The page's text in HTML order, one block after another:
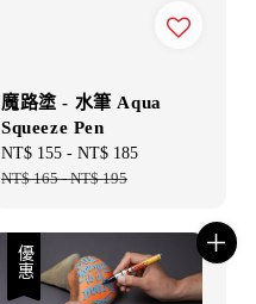
魔路塗 - 水筆 Aqua
Squeeze Pen
Sale
price
NT$ 155 - NT$ 185
NT$ 165-NT$ 195
優惠